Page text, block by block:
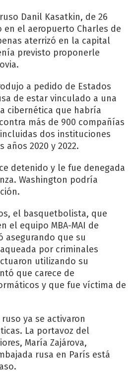
Danil Kasatkin, de 26
en el aeropuerto Charles de
aterrizó en la capital
previsto proponerle
a pedido de Estados
de estar vinculado a una
cibernética que habría
más de 900 compañías
dos instituciones
2020 y 2022.
detenido y le fue denegada
Washington podría
el basquetbolista, que
el equipo MBA-MAI de
asegurando que su
por criminales
utilizando su
que carece de
y que fue víctima de
ya se activaron
La portavoz del
María Zajárova,
rusa en París está